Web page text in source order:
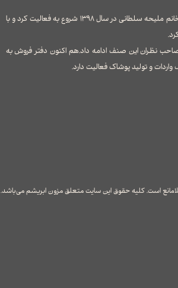
برند ابریشم یک برند جدید در طراحی و واردات پوشاک زنانه می باشد که توسط خانم ملیحه سلطانی در سال ۱۳۹۸ شروع به فعالیت کرد و با
نظران این صنف ادامه داد.هم اکنون دفتر فروش به
و تولید پوشاک فعالیت دارد.
است. کلیه حقوق این سایت متعلق مزون ابریشم می‌باشد.